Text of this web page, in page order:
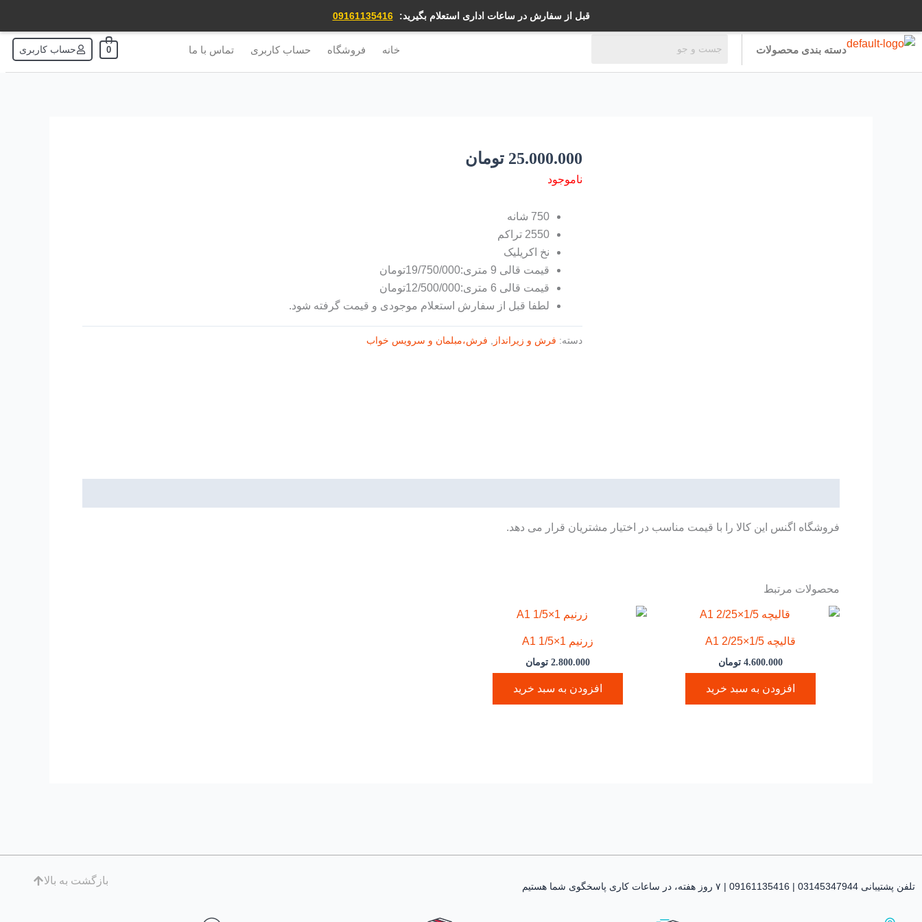
قبل از سفارش در ساعات اداری استعلام بگیرید: 09161135416
محتوا
دسته بندی محصولات خانه فروشگاه حساب کاربری تماس با ما 0 حساب کاربری
25.000.000 تومان
ناموجود
750 شانه
2550 تراکم
نخ اکریلیک
قیمت قالی 9 متری:19/750/000تومان
قیمت قالی 6 متری:12/500/000تومان
لطفا قبل از سفارش استعلام موجودی و قیمت گرفته شود.
دسته: فرش و زیرانداز فرش،مبلمان و سرویس خواب
فروشگاه اگنس این کالا را با قیمت مناسب در اختیار مشتریان قرار می دهد.
محصولات مرتبط
قالیچه 1/5×A1 2/25
4.600.000 تومان
افزودن به سبد خرید
زرنیم 1×1/5 A1
2.800.000 تومان
افزودن به سبد خرید
تلفن پشتیبانی 03145347944 | 09161135416 | ۷ روز هفته، در ساعات کاری پاسخگوی شما هستیم
بازگشت به بالا